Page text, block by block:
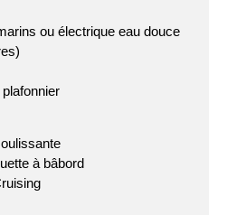
ou électrique eau douce
à bâbord